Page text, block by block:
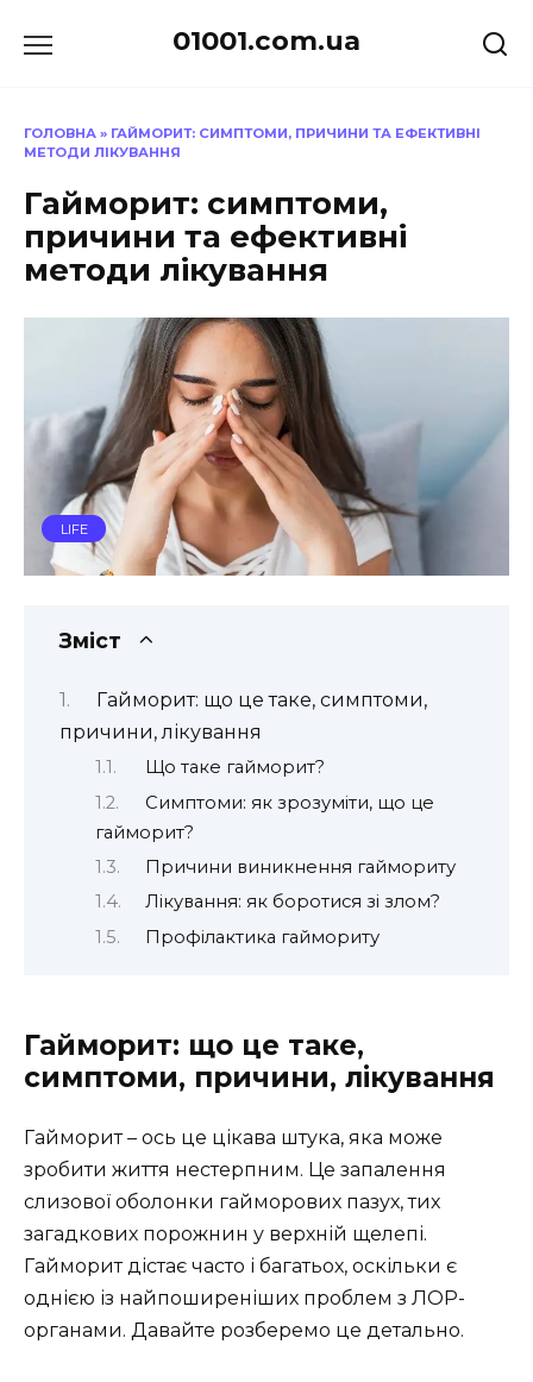
до
01001.com.ua
ГОЛОВНА » ГАЙМОРИТ: СИМПТОМИ, ПРИЧИНИ ТА ЕФЕКТИВНІ
МЕТОДИ ЛІКУВАННЯ
Гайморит: симптоми,
причини та ефективні
методи лікування
LIFE
Зміст
Гайморит: що це таке, симптоми,
причини, лікування
Що таке гайморит?
Симптоми: як зрозуміти, що це
гайморит?
Причини виникнення гаймориту
Лікування: як боротися зі злом?
Профілактика гаймориту
Гайморит: що це таке,
симптоми, причини, лікування
Гайморит – ось це цікава штука, яка може
зробити життя нестерпним. Це запалення
слизової оболонки гайморових пазух, тих
загадкових порожнин у верхній щелепі.
Гайморит дістає часто і багатьох, оскільки є
однією із найпоширеніших проблем з ЛОР-
органами. Давайте розберемо це детально.